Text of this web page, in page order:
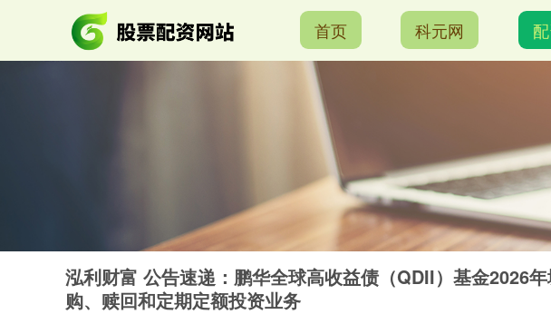
首页 科元网
泓利财富 公告速递：鹏华全球高收益债（QDII）基金2026
购、赎回和定期定额投资业务